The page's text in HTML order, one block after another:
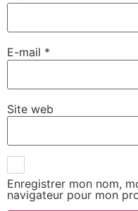
E-mail *
Site web
Enregistrer mon nom,
navigateur pour mon